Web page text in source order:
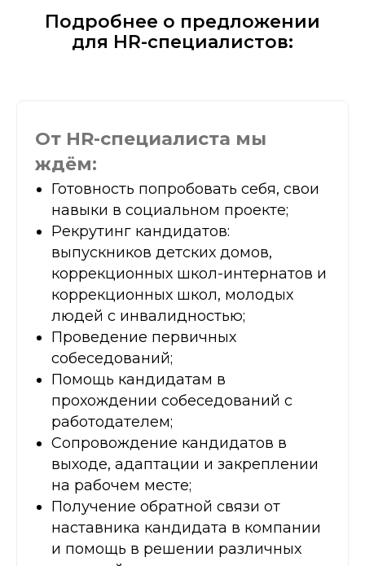
Подробнее о предложении
для HR-специалистов:
От HR-специалиста мы
ждём:
Готовность попробовать себя, свои
навыки в социальном проекте;
Рекрутинг кандидатов:
выпускников детских домов,
коррекционных школ-интернатов и
коррекционных школ, молодых
людей с инвалидностью;
Проведение первичных
собеседований;
Помощь кандидатам в
прохождении собеседований с
работодателем;
Сопровождение кандидатов в
выходе, адаптации и закреплении
на рабочем месте;
Получение обратной связи от
наставника кандидата в компании
и помощь в решении различных